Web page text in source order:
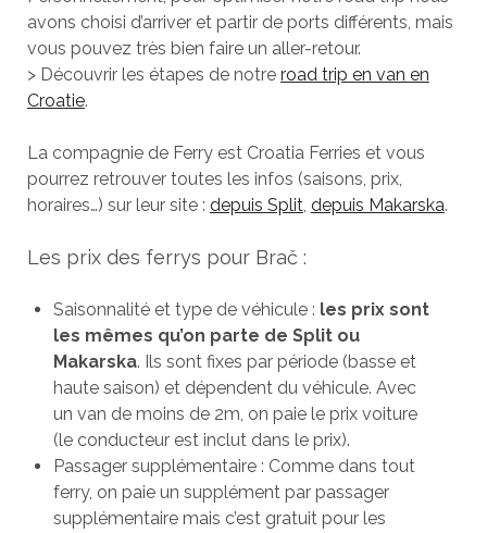
avons choisi d’arriver et partir de ports différents, mais
vous pouvez très bien faire un aller-retour.
> Découvrir les étapes de notre road trip en van en
Croatie.
La compagnie de Ferry est Croatia Ferries et vous
pourrez retrouver toutes les infos (saisons, prix,
horaires…) sur leur site : depuis Split, depuis Makarska.
Les prix des ferrys pour Brač :
Saisonnalité et type de véhicule : les prix sont
les mêmes qu’on parte de Split ou
Makarska. Ils sont fixes par période (basse et
haute saison) et dépendent du véhicule. Avec
un van de moins de 2m, on paie le prix voiture
(le conducteur est inclut dans le prix).
Passager supplémentaire : Comme dans tout
ferry, on paie un supplément par passager
supplémentaire mais c’est gratuit pour les